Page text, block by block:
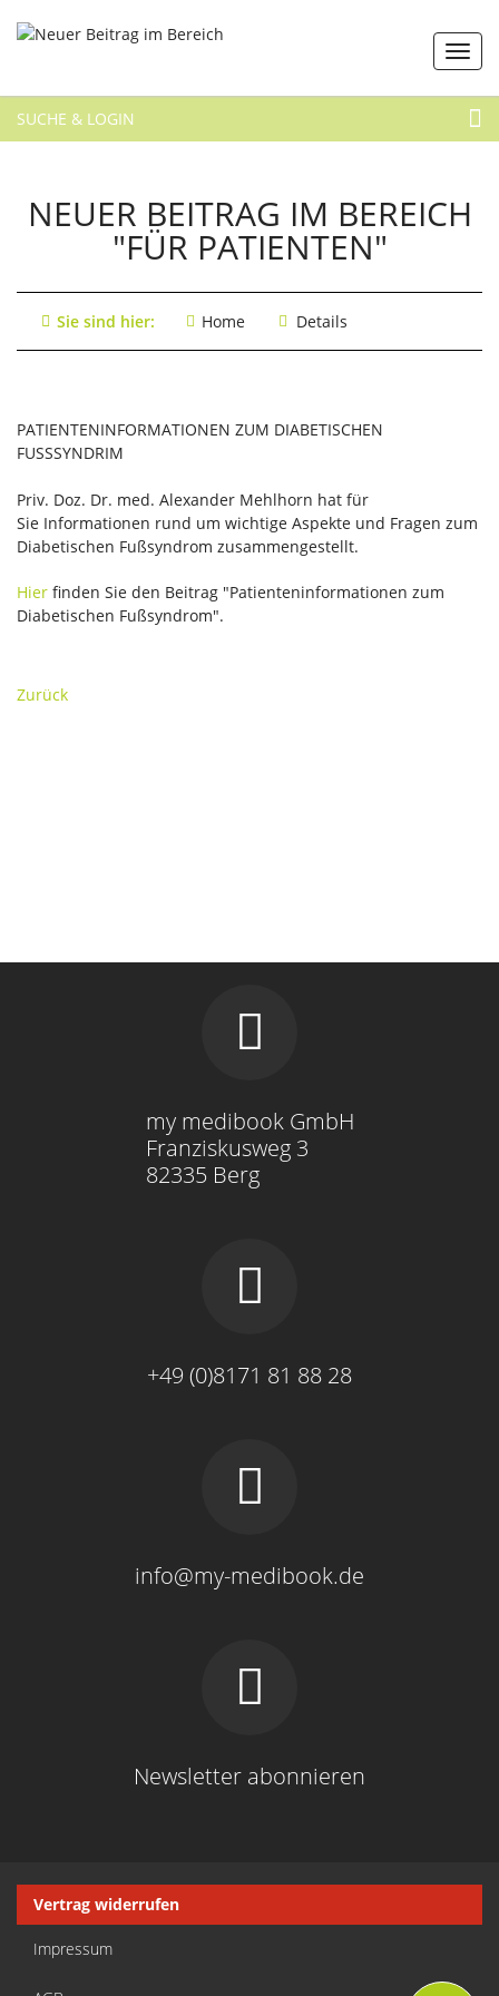
SUCHE & LOGIN
NEUER BEITRAG IM BEREICH
"FÜR PATIENTEN"
Sie sind hier: Home Details
PATIENTENINFORMATIONEN ZUM DIABETISCHEN
FUSSSYNDRIM
Priv. Doz. Dr. med. Alexander Mehlhorn hat für
Sie Informationen rund um wichtige Aspekte und Fragen zum
Diabetischen Fußsyndrom zusammengestellt.
Hier finden Sie den Beitrag "Patienteninformationen zum
Diabetischen Fußsyndrom".
Zurück
my medibook GmbH
Franziskusweg 3
82335 Berg
+49 (0)8171 81 88 28
info@my-medibook.de
Newsletter abonnieren
Navigation
überspringen
Vertrag widerrufen
Impressum